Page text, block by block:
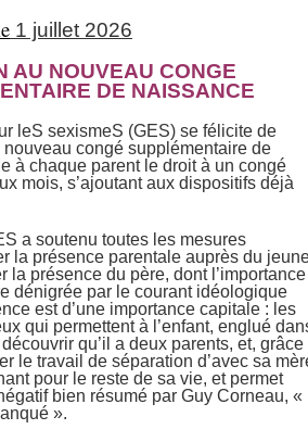
e 1 juillet 2026
AU NOUVEAU CONGE
DE NAISSANCE
leS sexismeS (GES) se félicite de
nouveau congé supplémentaire de
à chaque parent le droit à un congé
mois, s’ajoutant aux dispositifs déjà
a soutenu toutes les mesures
la présence parentale auprès du
la présence du père, dont l’importance
dénigrée par le courant idéologique
est d’une importance capitale : les
qui permettent à l’enfant, englué
qu’il a deux parents, et, grâce
le travail de séparation d’avec sa
pour le reste de sa vie, et permet
bien résumé par Guy Corneau, «
».